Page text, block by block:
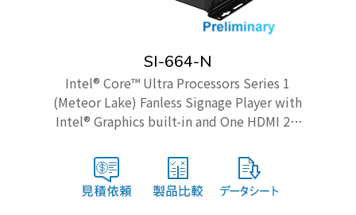
SI-664-N
Intel® Core™ Ultra Processors Series 1
(Meteor Lake) Fanless Signage Player with
Intel® Graphics built-in and One HDMI 2.1